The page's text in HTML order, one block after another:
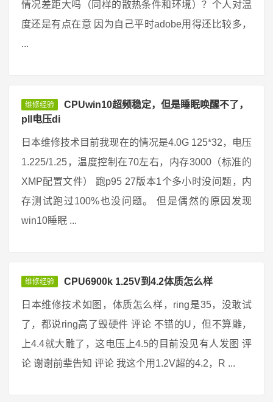
情况差距大吗（同样的散热条件和环境）？个人对温
度还是有点在意 因为自己平时adobe用得还比较多，
...
维修经验
CPUwin10超频稳定，但是睡眠唤醒不了，
pll电压di
日本维修技术目前我现在的情况是4.0G 125*32，电压
1.225/1.25，温度控制在70左右，内存3000（标准的
XMP配置文件） 跑p95 27版本1个多小时没问题，内
存测试跑过100%也没问题。 但是偶然的原因发现
win10睡眠 ...
维修经验 CPU6900k 1.25V到4.2体质怎么样
日本维修技术如图，体质怎么样，ring是35，没敢试
了，都说ring高了毁硬件 评论 不错的U，但不算雕，
上4.4就大雕了，这电压上4.5的目前没见有人发图 评
论 谢谢前辈告知 评论 我这个用1.2V超的4.2，R ...